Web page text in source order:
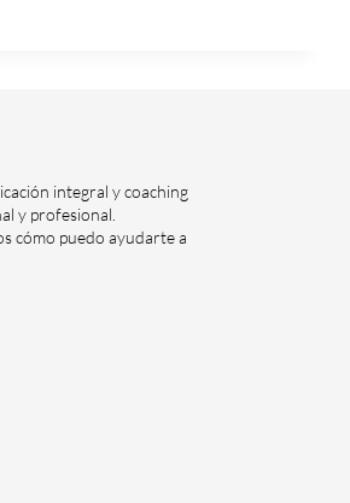
integral y coaching
y profesional.
cómo puedo ayudarte a